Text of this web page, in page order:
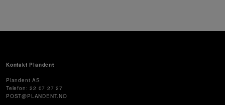
Kontakt Plandent
Plandent AS
Telefon: 22 07 27 27
POST@PLANDENT.NO